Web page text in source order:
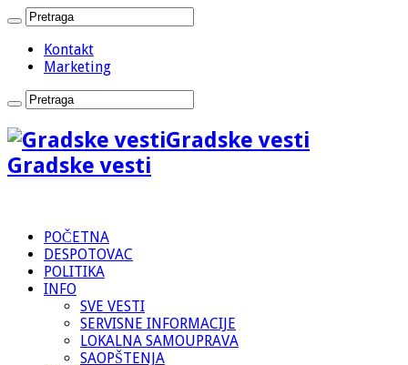
Kontakt
Marketing
Gradske vesti
Gradske vesti
POČETNA
DESPOTOVAC
POLITIKA
INFO
SVE VESTI
SERVISNE INFORMACIJE
LOKALNA SAMOUPRAVA
SAOPŠTENJA